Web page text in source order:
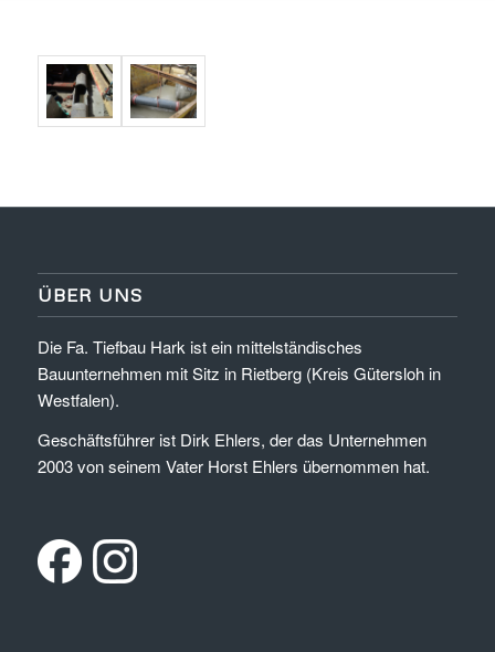
ÜBER UNS
Die Fa. Tiefbau Hark ist ein mittelständisches
Bauunternehmen mit Sitz in Rietberg (Kreis Gütersloh in
Westfalen).
Geschäftsführer ist Dirk Ehlers, der das Unternehmen
2003 von seinem Vater Horst Ehlers übernommen hat.